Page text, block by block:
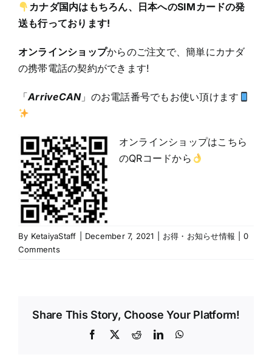
カナダ国内はもちろん、日本へのSIMカードの発
送も行っております!
オンラインショップからのご注文で、簡単にカナダ
の携帯電話の契約ができます!
「ArriveCAN」のお電話番号でもお使い頂けます
オンラインショップはこちら
のQRコードから
By KetaiyaStaff December 7, 2021 お得・お知らせ情報
0
Comments
Share This Story, Choose Your Platform!
Facebook
X RedditLinkedIn